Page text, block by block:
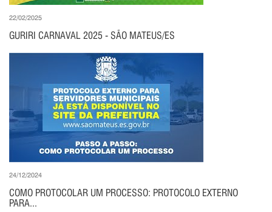
22/02/2025
GURIRI CARNAVAL 2025 - SÃO MATEUS/ES
24/12/2024
COMO PROTOCOLAR UM PROCESSO: PROTOCOLO EXTERNO
PARA...